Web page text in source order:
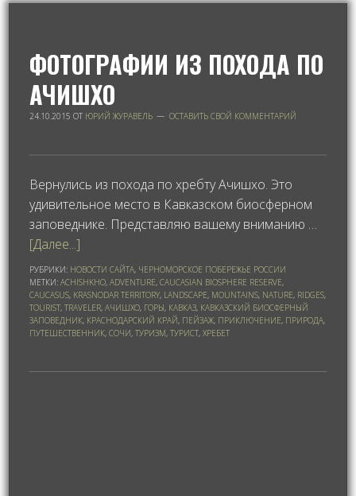
ФОТОГРАФИИ ИЗ ПОХОДА ПО
АЧИШХО
24.10.2015 ОТ ЮРИЙ ЖУРАВЕЛЬ ОСТАВИТЬ СВОЙ КОММЕНТАРИЙ
Вернулись из похода по хребту Ачишхо. Это
удивительное место в Кавказском биосферном
заповеднике. Представляю вашему вниманию …
[Далее...]
РУБРИКИ: НОВОСТИ САЙТА, ЧЕРНОМОРСКОЕ ПОБЕРЕЖЬЕ РОССИИ
МЕТКИ:ACHISHKHO,ADVENTURE,CAUCASIAN BIOSPHERE RESERVE,
CAUCASUS, KRASNODAR TERRITORY, LANDSCAPE, MOUNTAINS, NATURE, RIDGES,
TOURIST,TRAVELER,АЧИШХО, ГОРЫ, КАВКАЗ, КАВКАЗСКИЙ БИОСФЕРНЫЙ
ЗАПОВЕДНИК, КРАСНОДАРСКИЙ КРАЙ, ПЕЙЗАЖ, ПРИКЛЮЧЕНИЕ, ПРИРОДА,
ПУТЕШЕСТВЕННИК,СОЧИ,ТУРИЗМ,ТУРИСТ,ХРЕБЕТ